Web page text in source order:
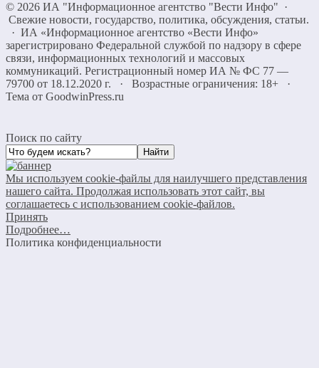
© 2026 ИА "Информационное агентство "Вести Инфо" ·
Свежие новости, государство, политика, обсуждения, статьи.
· ИА «Информационное агентство «Вести Инфо»
зарегистрировано Федеральной службой по надзору в сфере
связи, информационных технологий и массовых
коммуникаций. Регистрационный номер ИА № ФС 77 —
79700 от 18.12.2020 г. · Возрастные ограничения: 18+
·
Тема от GoodwinPress.ru
Поиск по сайту
Мы используем cookie-файлы для наилучшего представления
нашего сайта. Продолжая использовать этот сайт, вы
соглашаетесь с использованием cookie-файлов.
Принять
Подробнее…
Политика конфиденциальности